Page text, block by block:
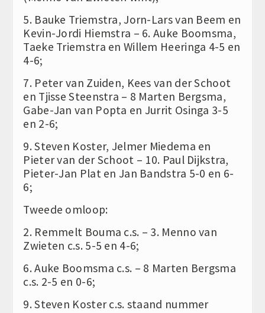
5. Bauke Triemstra, Jorn-Lars van Beem en
Kevin-Jordi Hiemstra – 6. Auke Boomsma,
Taeke Triemstra en Willem Heeringa 4-5 en
4-6;
7. Peter van Zuiden, Kees van der Schoot
en Tjisse Steenstra – 8 Marten Bergsma,
Gabe-Jan van Popta en Jurrit Osinga 3-5
en 2-6;
9. Steven Koster, Jelmer Miedema en
Pieter van der Schoot – 10. Paul Dijkstra,
Pieter-Jan Plat en Jan Bandstra 5-0 en 6-
6;
Tweede omloop:
2. Remmelt Bouma c.s. – 3. Menno van
Zwieten c.s. 5-5 en 4-6;
6. Auke Boomsma c.s. – 8 Marten Bergsma
c.s. 2-5 en 0-6;
9. Steven Koster c.s. staand nummer